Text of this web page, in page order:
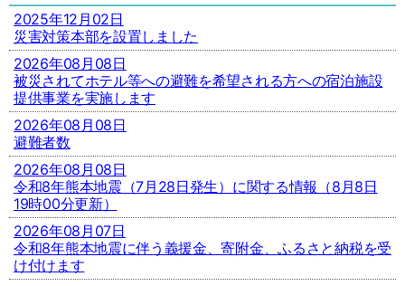
2025年12月02日
災害対策本部を設置しました
2026年08月08日
被災されてホテル等への避難を希望される方への宿泊施設
提供事業を実施します
2026年08月08日
避難者数
2026年08月08日
令和8年熊本地震（7月28日発生）に関する情報（8月8日
19時00分更新）
2026年08月07日
令和8年熊本地震に伴う義援金、寄附金、ふるさと納税を受
け付けます